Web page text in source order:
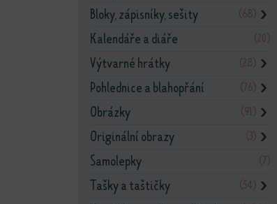
Bloky, zápisníky, sešity (68) ❯
Kalendáře a diáře (20)
Výtvarné hrátky (28) ❯
Pohlednice a blahopřání (76) ❯
Obrázky (91) ❯
Originální obrazy (3) ❯
Samolepky (7)
Tašky a taštičky (54) ❯